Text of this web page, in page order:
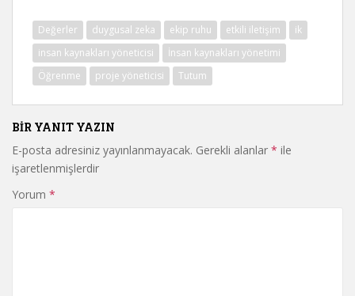
Değerler duygusal zeka ekip ruhu etkili iletişim
ik
insan kaynakları yöneticisi
İnsan kaynakları yönetimi
Öğrenme
proje yöneticisi Tutum
BIR YANIT YAZIN
E-posta adresiniz yayınlanmayacak. Gerekli alanlar * ile
işaretlenmişlerdir
Yorum *